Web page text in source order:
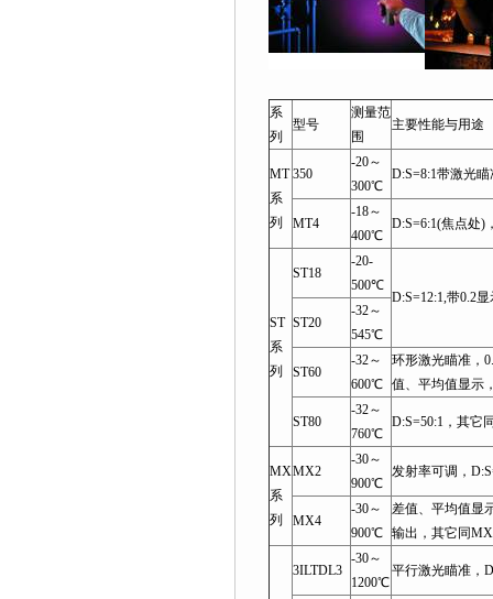
系
列
型号
测量范
围
主要性能与用途
MT
系
列
350
-20～
300℃
D:S=8:1带激光瞄
MT4
-18～
400℃
D:S=6:1(焦点处)
ST
系
列
ST18
-20-
500℃
D:S=12:1,带0.2
ST20
-32～
545℃
ST60
-32～
600℃
环形激光瞄准，
值、平均值显示
ST80
-32～
760℃
D:S=50:1，其它
MX
系
列
MX2
-30～
900℃
发射率可调，
MX4
-30～
900℃
差值、平均值显
输出，其它同
3ILTDL3
-30～
1200℃
平行激光瞄准，